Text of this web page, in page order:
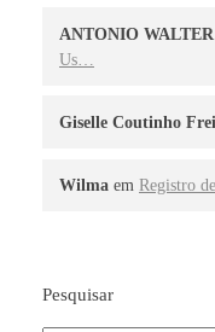
ANTONIO WALTER
Us…
Giselle Coutinho
Wilma em Registro
Pesquisar